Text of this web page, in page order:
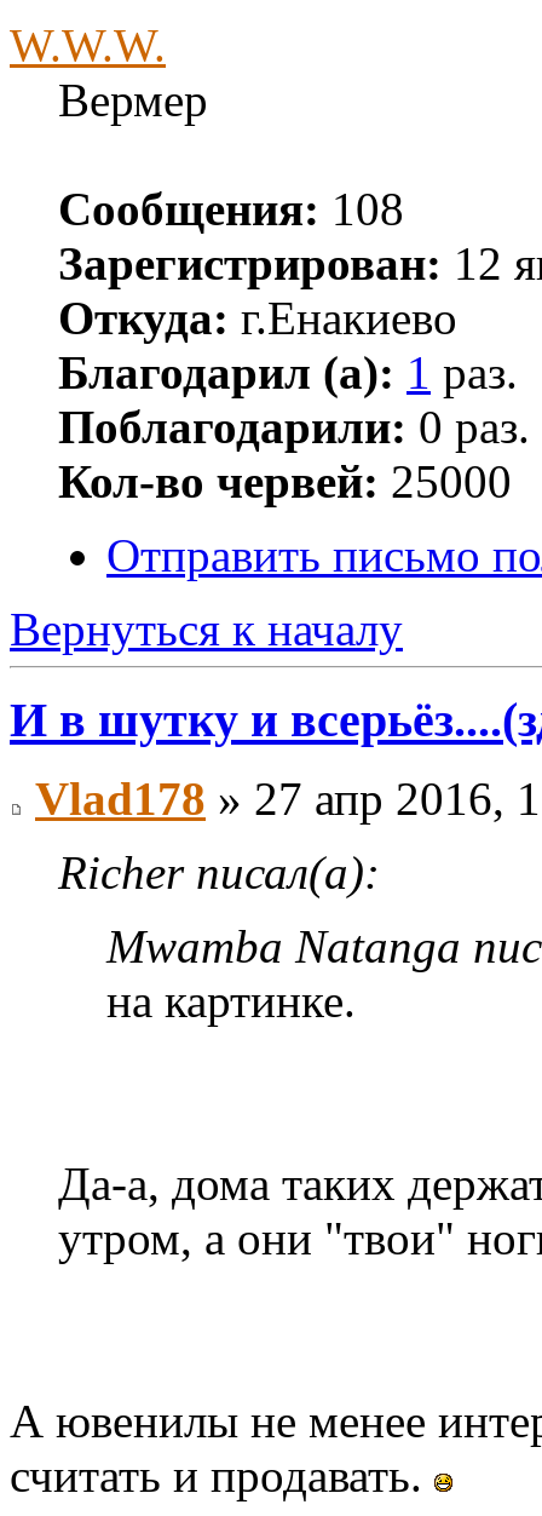
W.W.W.
Вермер
Сообщения: 108
Зарегистрирован: 12
Откуда: г.Енакиево
Благодарил (а): 1 раз.
Поблагодарили: 0 раз.
Кол-во червей: 25000
Отправить письмо
Вернуться к началу
И в шутку и
Vlad178 » 27 апр 2016,
Richer писал(а):
Mwamba Natanga
на картинке.
Да-а, дома таких
утром, а они "твои"
А ювенилы не менее
считать и продавать.